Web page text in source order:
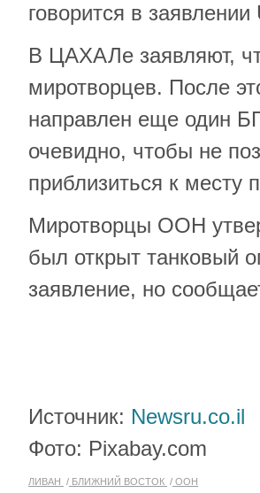
говорится в заявлении
В ЦАХАЛе заявляют,
миротворцев. После
направлен еще один
очевидно, чтобы не
приблизиться к месту
Миротворцы ООН
был открыт танковый
заявление, но
Источник: Newsru.co.il
Фото: Pixabay.com
ЛИВАН БЛИЖНИЙ ВОСТОК ООН